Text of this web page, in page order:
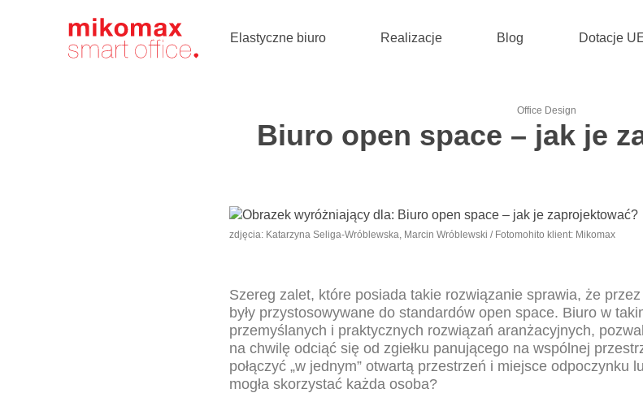
Elastyczne biuro Realizacje Blog Dotacje
tapicerowane
i kontenery
Office Design
Biuro open space – jak je
zdjęcia: Katarzyna Seliga-Wróblewska, Marcin Wróblewski / Fotomohito klient: Mikomax
Szereg zalet, które posiada takie rozwiązanie sprawia, że
były przystosowywane do standardów open space. Biuro w
przemyślanych i praktycznych rozwiązań aranżacyjnych,
na chwilę odciąć się od zgiełku panującego na wspólnej
połączyć „w jednym” otwartą przestrzeń i miejsce odpoczynku
mogła skorzystać każda osoba?